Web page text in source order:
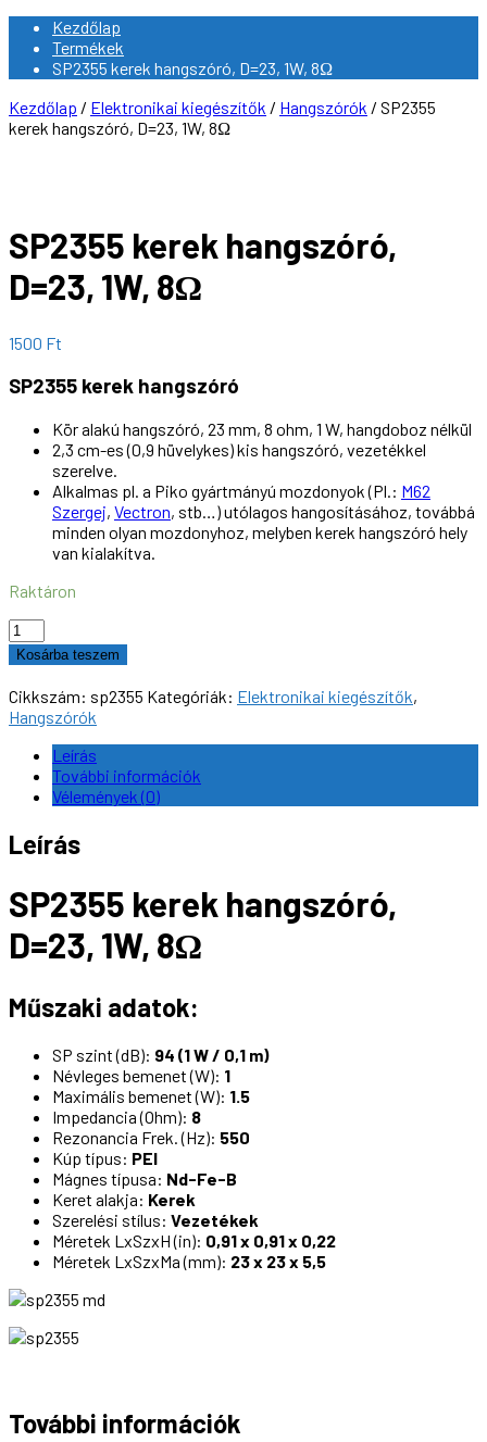
Kezdőlap
Termékek
SP2355 kerek hangszóró, D=23, 1W, 8Ω
Kezdőlap / Elektronikai kiegészítők / Hangszórók / SP2355
kerek hangszóró, D=23, 1W, 8Ω
SP2355 kerek hangszóró,
D=23, 1W, 8Ω
1500 Ft
SP2355 kerek hangszóró
Kör alakú hangszóró, 23 mm, 8 ohm, 1 W, hangdoboz nélkül
2,3 cm-es (0,9 hüvelykes) kis hangszóró, vezetékkel
szerelve.
Alkalmas pl. a Piko gyártmányú mozdonyok (Pl.: M62
Szergej, Vectron, stb…) utólagos hangosításához, továbbá
minden olyan mozdonyhoz, melyben kerek hangszóró hely
van kialakítva.
Raktáron
SP2355
kerek
hangszóró,
D=23,
1W,
8Ω
mennyiség
Kosárba teszem
Cikkszám: sp2355 Kategóriák: Elektronikai kiegészítők,
Hangszórók
Leírás
További információk
Vélemények (0)
Leírás
SP2355 kerek hangszóró,
D=23, 1W, 8Ω
Műszaki adatok:
SP szint (dB): 94 (1 W / 0,1 m)
Névleges bemenet (W): 1
Maximális bemenet (W): 1.5
Impedancia (Ohm): 8
Rezonancia Frek. (Hz): 550
Kúp típus: PEI
Mágnes típusa: Nd-Fe-B
Keret alakja: Kerek
Szerelési stílus: Vezetékek
Méretek LxSzxH (in): 0,91 x 0,91 x 0,22
Méretek LxSzxMa (mm): 23 x 23 x 5,5
További információk